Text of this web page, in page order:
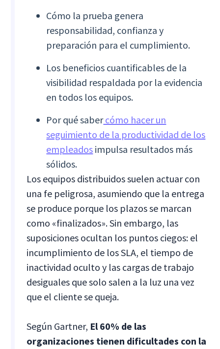
Cómo la prueba genera
responsabilidad, confianza y
preparación para el cumplimiento.
Los beneficios cuantificables de la
visibilidad respaldada por la evidencia
en todos los equipos.
Por qué sabercómo hacer un
seguimiento de la productividad de los
empleados impulsa resultados más
sólidos.
Los equipos distribuidos suelen actuar con
una fe peligrosa, asumiendo que la entrega
se produce porque los plazos se marcan
como «finalizados». Sin embargo, las
suposiciones ocultan los puntos ciegos: el
incumplimiento de los SLA, el tiempo de
inactividad oculto y las cargas de trabajo
desiguales que solo salen a la luz una vez
que el cliente se queja.
Según Gartner, El 60% de las
organizaciones tienen dificultades con la